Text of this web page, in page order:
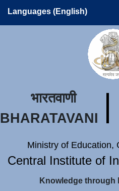
Languages (English)
भारतवाणी
BHARATAVANI
Ministry of Education,
Central Institute of
Knowledge through